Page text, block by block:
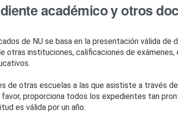
académico y otros
de NU se basa en la presentación válida de
otras instituciones, calificaciones de exámenes,
de otras escuelas a las que asististe a través
favor, proporciona todos los expedientes tan
es válida por un año.